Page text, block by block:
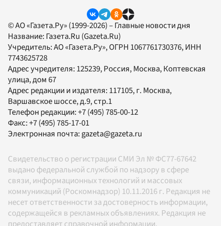
© АО «Газета.Ру» (1999-2026) – Главные новости дня
Название: Газета.Ru (Gazeta.Ru)
Учредитель:АО «Газета.Ру», ОГРН 1067761730376, ИНН
7743625728
Адрес учредителя: 125239, Россия, Москва, Коптевская
улица, дом 67
Адрес редакции и издателя: 117105, г. Москва,
Варшавское шоссе, д.9, стр.1
Телефон редакции:+7 (495) 785-00-12
Факс:+7 (495) 785-17-01
Электронная почта:gazeta@gazeta.ru
Свидетельство о регистрации СМИ Эл № ФС77-67642
выдано федеральной службой по надзору в сфере
связи, информационных технологий и массовых
коммуникаций (Роскомнадзор) 10.11.2016 г. Редакция не
несет ответственности за достоверность информации,
содержащейся в рекламных объявлениях. Редакция не